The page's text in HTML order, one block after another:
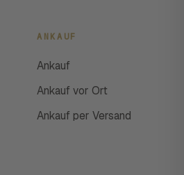
ANKAUF
Ankauf
Ankauf vor Ort
Ankauf per Versand